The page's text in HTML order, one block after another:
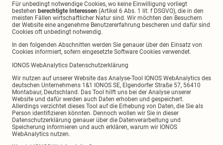
Für unbedingt notwendige Cookies, wo keine Einwilligung vorliegt
bestehen berechtigte Interessen (Artikel 6 Abs. 1 lit. f DSGVO), die in den
meisten Fällen wirtschaftlicher Natur sind. Wir möchten den Besuchern
der Website eine angenehme Benutzererfahrung bescheren und dafür sind
Cookies oft unbedingt notwendig.
In den folgenden Abschnitten werden Sie genauer über den Einsatz von
Cookies informiert, sofern eingesetzte Software Cookies verwendet.
IONOS WebAnalytics Datenschutzerklärung
Wir nutzen auf unserer Website das Analyse-Tool IONOS WebAnalytics des
deutschen Unternehmens 1&1 IONOS SE, Elgendorfer Straße 57, 56410
Montabaur, Deutschland. Das Tool hilft uns bei der Analyse unserer
Website und dafür werden auch Daten erhoben und gespeichert.
Allerdings verzichtet dieses Tool auf die Erhebung von Daten, die Sie als
Person identifizieren könnten. Dennoch wollen wir Sie in dieser
Datenschutzerklärung genauer über die Datenverarbeitung und
Speicherung informieren und auch erklären, warum wir IONOS
WebAnalytics nutzen.